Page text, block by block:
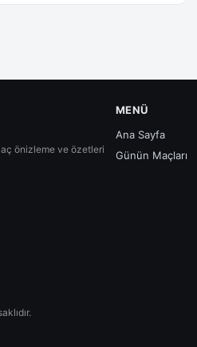
önizleme ve özetleri
MENÜ
Ana Sayfa
Günün Maçları